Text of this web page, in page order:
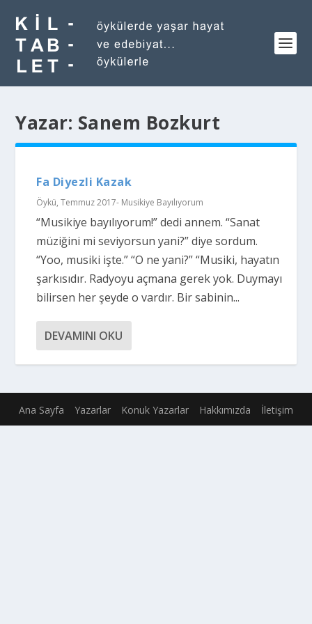
Yazar: Sanem Bozkurt
Fa Diyezli Kazak
Öykü,Temmuz 2017- Musikiye Bayılıyorum
“Musikiye bayılıyorum!” dedi annem. “Sanat
müziğini mi seviyorsun yani?” diye sordum.
“Yoo, musiki işte.” “O ne yani?” “Musiki, hayatın
şarkısıdır. Radyoyu açmana gerek yok. Duymayı
bilirsen her şeyde o vardır. Bir sabinin...
DEVAMINI OKU
Ana Sayfa Yazarlar Konuk Yazarlar Hakkımızda İletişim